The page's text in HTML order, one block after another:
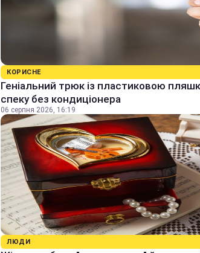
КОРИСНЕ
Геніальний трюк із пластиковою
спеку без кондиціонера
06 серпня 2026, 16:19
ЛЮДИ